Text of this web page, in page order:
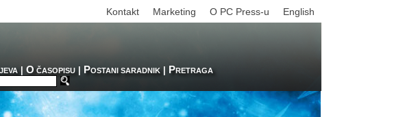
English
O PC Press-u
Marketing
Kontakt
| O ČASOPISU| POSTANI SARADNIK| PRETRAGA